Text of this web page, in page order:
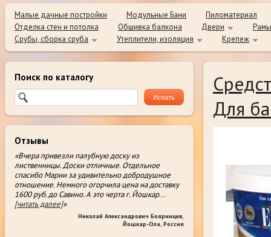
Малые дачные постройки Модульные Бани
Пиломатериал
Отделка стен и потолка
Обшивка балкона Двери
Срубы, сборка сруба
Утеплители, изоляция Крепеж
Поиск по каталогу
Отзывы
«Вчера привезли палубную доску из
лиственницы. Доски отличные. Отдельное
спасибо Марии за удивительно добродушное
отношение. Немного огорчила цена на доставку
1600 руб. до Савино. А это черта г. Йошкар...
[читать далее]»
Николай Александрович Бояринцев
Йошкар-Ола, Россия
Для